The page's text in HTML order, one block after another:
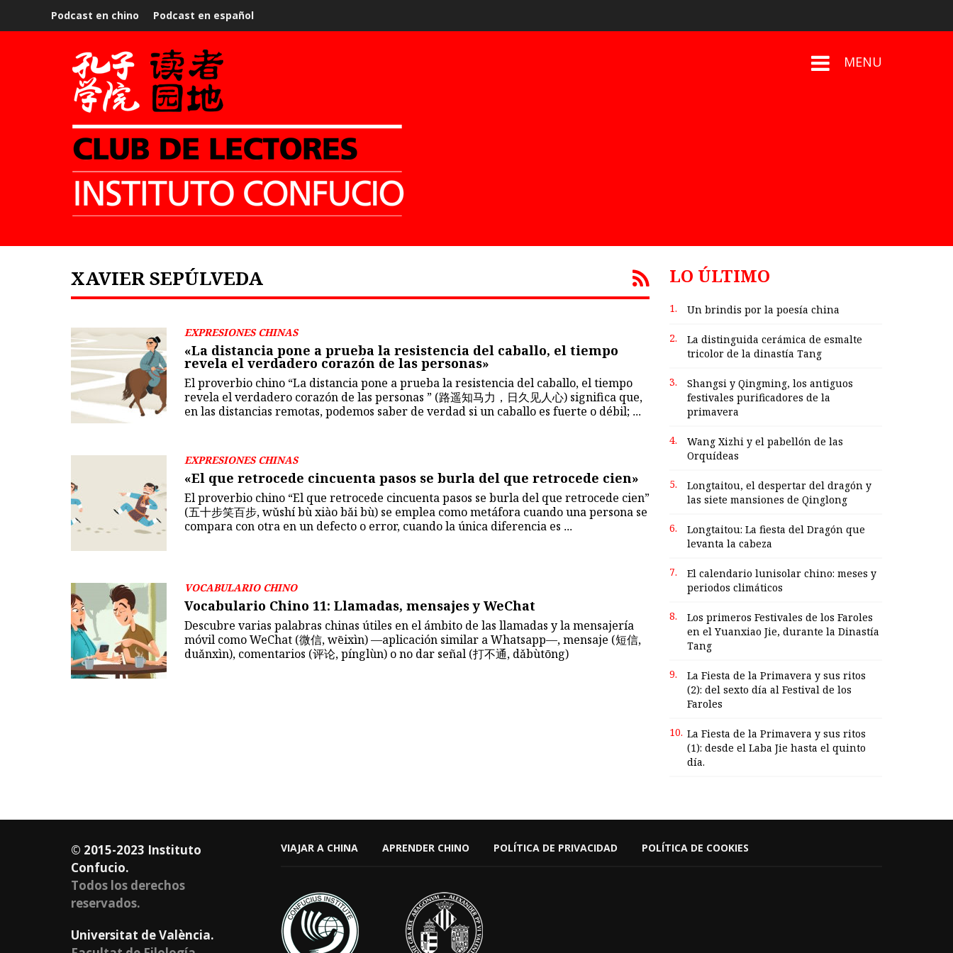
Podcast en chino Podcast en español
MENU
XAVIER SEPÚLVEDA
EXPRESIONES CHINAS
«La distancia pone a prueba la resistencia del caballo, el tiempo
revela el verdadero corazón de las personas»
El proverbio chino “La distancia pone a prueba la resistencia del caballo, el tiempo
revela el verdadero corazón de las personas ” (路遥知马力，日久见人心) significa que,
en las distancias remotas, podemos saber de verdad si un caballo es fuerte o débil; ...
EXPRESIONES CHINAS
«El que retrocede cincuenta pasos se burla del que retrocede cien»
El proverbio chino “El que retrocede cincuenta pasos se burla del que retrocede cien”
(五十步笑百步, wǔshí bù xiào bǎi bù) se emplea como metáfora cuando una persona se
compara con otra en un defecto o error, cuando la única diferencia es ...
VOCABULARIO CHINO
Vocabulario Chino 11: Llamadas, mensajes y WeChat
Descubre varias palabras chinas útiles en el ámbito de las llamadas y la mensajería
móvil como WeChat (微信, wēixìn) —aplicación similar a Whatsapp—, mensaje (短信,
duǎnxìn), comentarios (评论, pínglùn) o no dar señal (打不通, dǎbùtōng)
LO ÚLTIMO
1. Un brindis por la poesía china
2.
La distinguida cerámica de esmalte
tricolor de la dinastía Tang
3.
Shangsi y Qingming, los antiguos
festivales purificadores de la
primavera
4.
Wang Xizhi y el pabellón de las
Orquídeas
5.
Longtaitou, el despertar del dragón y
las siete mansiones de Qinglong
6.
Longtaitou: La fiesta del Dragón que
levanta la cabeza
7.
El calendario lunisolar chino: meses y
periodos climáticos
8.
Los primeros Festivales de los Faroles
en el Yuanxiao Jie, durante la Dinastía
Tang
9.
La Fiesta de la Primavera y sus ritos
(2): del sexto día al Festival de los
Faroles
10. La Fiesta de la Primavera y sus ritos
(1): desde el Laba Jie hasta el quinto
día.
VIAJAR A CHINA APRENDER CHINO POLÍTICA DE PRIVACIDAD POLÍTICA DE COOKIES
© 2015-2023 Instituto
Confucio.
Todos los derechos
reservados.
Universitat de València.